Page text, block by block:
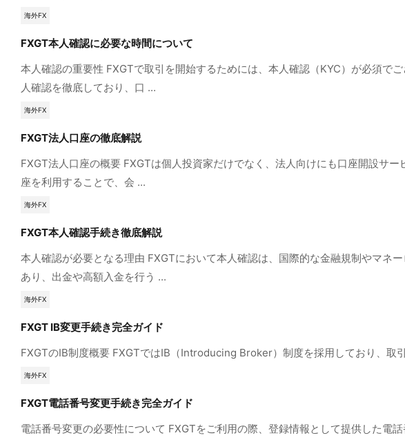
海外FX
FXGT本人確認に必要な時間について
本人確認の重要性 FXGTで取引を開始するためには、本人確認（KYC）が必須で
人確認を徹底しており、口 ...
海外FX
FXGT法人口座の徹底解説
FXGT法人口座の概要 FXGTは個人投資家だけでなく、法人向けにも口座開設サ
座を利用することで、会 ...
海外FX
FXGT本人確認手続き徹底解説
本人確認が必要となる理由 FXGTにおいて本人確認は、国際的な金融規制やマネ
あり、出金や高額入金を行う ...
海外FX
FXGT IB変更手続き完全ガイド
FXGTのIB制度概要 FXGTではIB（Introducing Broker）制度を採用しており、取
海外FX
FXGT電話番号変更手続き完全ガイド
電話番号変更の必要性について FXGTをご利用の際、登録情報として提供した電